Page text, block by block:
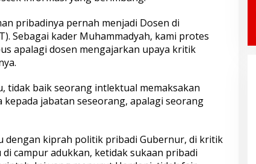
pribadinya pernah menjadi Dosen di
Sebagai kader Muhammadyah, kami protes
apalagi dosen mengajarkan upaya kritik
tidak baik seorang intlektual memaksakan
jabatan seseorang, apalagi seorang
dengan kiprah politik pribadi Gubernur, di kritik
campur adukkan, ketidak sukaan pribadi